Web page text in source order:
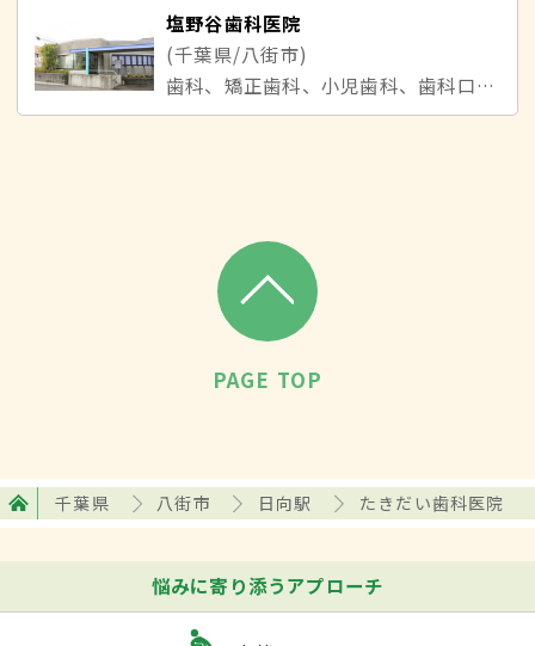
塩野谷歯科医院
(千葉県/八街市)
歯科、矯正歯科、小児歯科、歯科口腔外科
PAGE TOP
千葉県 八街市 日向駅 たきだい歯科医院
悩みに寄り添うアプローチ